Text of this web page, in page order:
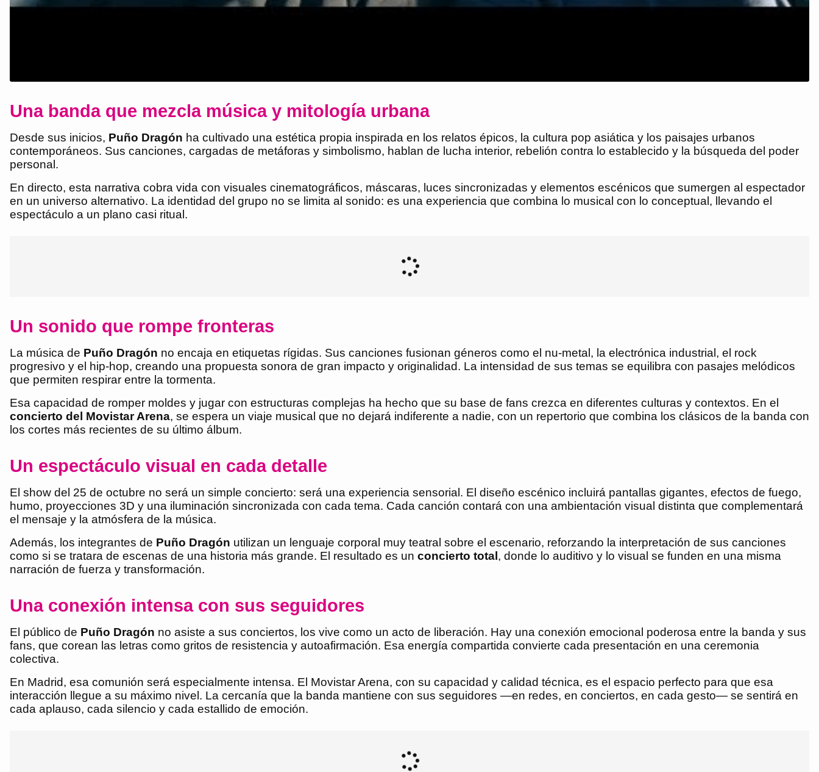
Una banda que mezcla música y mitología urbana
Desde sus inicios, Puño Dragón ha cultivado una estética propia inspirada en los relatos épicos, la cultura pop asiática y los paisajes urbanos
contemporáneos. Sus canciones, cargadas de metáforas y simbolismo, hablan de lucha interior, rebelión contra lo establecido y la búsqueda del poder
personal.
En directo, esta narrativa cobra vida con visuales cinematográficos, máscaras, luces sincronizadas y elementos escénicos que sumergen al espectador
en un universo alternativo. La identidad del grupo no se limita al sonido: es una experiencia que combina lo musical con lo conceptual, llevando el
espectáculo a un plano casi ritual.
Un sonido que rompe fronteras
La música de Puño Dragón no encaja en etiquetas rígidas. Sus canciones fusionan géneros como el nu-metal, la electrónica industrial, el rock
progresivo y el hip-hop, creando una propuesta sonora de gran impacto y originalidad. La intensidad de sus temas se equilibra con pasajes melódicos
que permiten respirar entre la tormenta.
Esa capacidad de romper moldes y jugar con estructuras complejas ha hecho que su base de fans crezca en diferentes culturas y contextos. En el
concierto del Movistar Arena, se espera un viaje musical que no dejará indiferente a nadie, con un repertorio que combina los clásicos de la banda con
los cortes más recientes de su último álbum.
Un espectáculo visual en cada detalle
El show del 25 de octubre no será un simple concierto: será una experiencia sensorial. El diseño escénico incluirá pantallas gigantes, efectos de fuego,
humo, proyecciones 3D y una iluminación sincronizada con cada tema. Cada canción contará con una ambientación visual distinta que complementará
el mensaje y la atmósfera de la música.
Además, los integrantes de Puño Dragón utilizan un lenguaje corporal muy teatral sobre el escenario, reforzando la interpretación de sus canciones
como si se tratara de escenas de una historia más grande. El resultado es un concierto total, donde lo auditivo y lo visual se funden en una misma
narración de fuerza y transformación.
Una conexión intensa con sus seguidores
El público de Puño Dragón no asiste a sus conciertos, los vive como un acto de liberación. Hay una conexión emocional poderosa entre la banda y sus
fans, que corean las letras como gritos de resistencia y autoafirmación. Esa energía compartida convierte cada presentación en una ceremonia
colectiva.
En Madrid, esa comunión será especialmente intensa. El Movistar Arena, con su capacidad y calidad técnica, es el espacio perfecto para que esa
interacción llegue a su máximo nivel. La cercanía que la banda mantiene con sus seguidores —en redes, en conciertos, en cada gesto— se sentirá en
cada aplauso, cada silencio y cada estallido de emoción.